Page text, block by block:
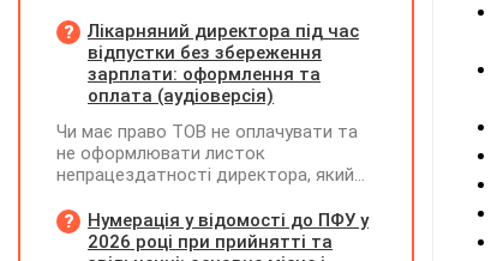
на інших умовах, передбачених
законодавством, Додаток Д1/
Додаток ФІЗ-Д1 за відповідний
період не подається
Лікарняний директора під час
відпустки без збереження
зарплати: оформлення та
оплата (аудіоверсія)
Чи має право ТОВ не оплачувати та
не оформлювати листок
непрацездатності директора, який
збереження заробітної плати під час
призупинення діяльності
Нумерація у відомості до ПФУ у
2026 році при прийнятті та